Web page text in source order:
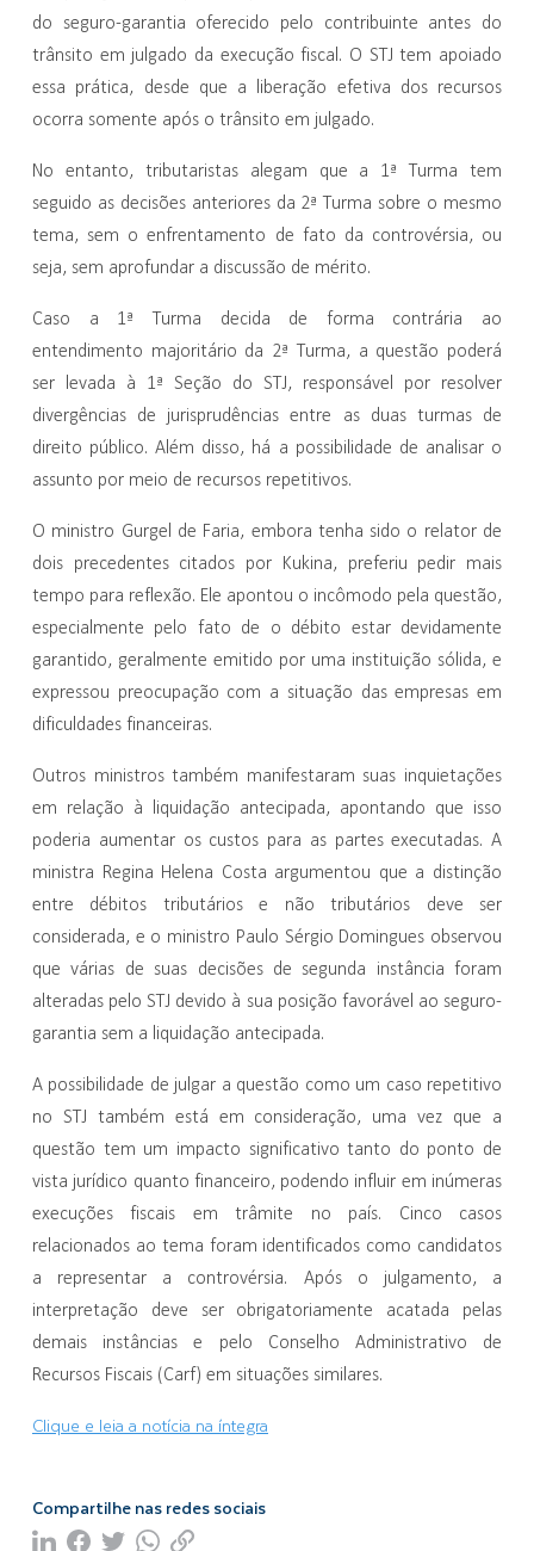
do seguro-garantia oferecido pelo contribuinte antes do
trânsito em julgado da execução fiscal. O STJ tem apoiado
essa prática, desde que a liberação efetiva dos recursos
ocorra somente após o trânsito em julgado.
No entanto, tributaristas alegam que a 1ª Turma tem
seguido as decisões anteriores da 2ª Turma sobre o mesmo
tema, sem o enfrentamento de fato da controvérsia, ou
seja, sem aprofundar a discussão de mérito.
Caso a 1ª Turma decida de forma contrária ao
entendimento majoritário da 2ª Turma, a questão poderá
ser levada à 1ª Seção do STJ, responsável por resolver
divergências de jurisprudências entre as duas turmas de
direito público. Além disso, há a possibilidade de analisar o
assunto por meio de recursos repetitivos.
O ministro Gurgel de Faria, embora tenha sido o relator de
dois precedentes citados por Kukina, preferiu pedir mais
tempo para reflexão. Ele apontou o incômodo pela questão,
especialmente pelo fato de o débito estar devidamente
garantido, geralmente emitido por uma instituição sólida, e
expressou preocupação com a situação das empresas em
dificuldades financeiras.
Outros ministros também manifestaram suas inquietações
em relação à liquidação antecipada, apontando que isso
poderia aumentar os custos para as partes executadas. A
ministra Regina Helena Costa argumentou que a distinção
entre débitos tributários e não tributários deve ser
considerada, e o ministro Paulo Sérgio Domingues observou
que várias de suas decisões de segunda instância foram
alteradas pelo STJ devido à sua posição favorável ao seguro-
garantia sem a liquidação antecipada.
A possibilidade de julgar a questão como um caso repetitivo
no STJ também está em consideração, uma vez que a
questão tem um impacto significativo tanto do ponto de
vista jurídico quanto financeiro, podendo influir em inúmeras
execuções fiscais em trâmite no país. Cinco casos
relacionados ao tema foram identificados como candidatos
a representar a controvérsia. Após o julgamento, a
interpretação deve ser obrigatoriamente acatada pelas
demais instâncias e pelo Conselho Administrativo de
Recursos Fiscais (Carf) em situações similares.
Clique e leia a notícia na íntegra
Compartilhe nas redes sociais